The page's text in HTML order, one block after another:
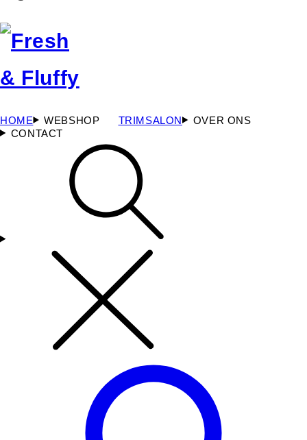
HOME WEBSHOP TRIMSALON
OVER ONS
CONTACT